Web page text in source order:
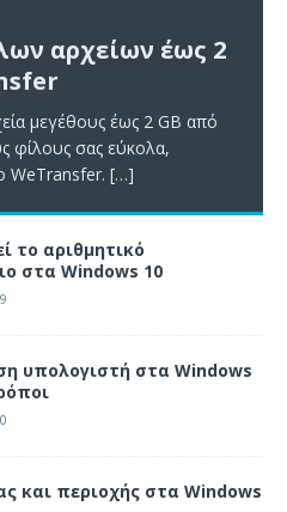
αρχείων έως 2
μεγέθους έως 2 GB από
φίλους σας εύκολα,
WeTransfer. […]
το αριθμητικό
στα Windows 10
9
υπολογιστή στα Windows
0
και περιοχής στα Windows